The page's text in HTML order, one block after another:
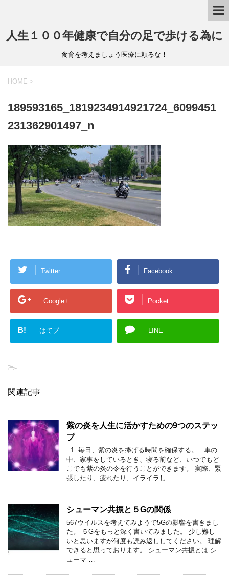
人生１００年健康で自分の足で歩ける為に
食育を考えましょう医療に頼るな！
HOME >
189593165_1819234914921724_6099451
231362901497_n
Twitter Facebook
Google+ Pocket
B! はてブ LINE
-
関連記事
紫の炎を人生に活かすための9つのステッ
プ
1. 毎日、紫の炎を捧げる時間を確保する。 車の
中、家事をしているとき、寝る前など、いつでもど
こでも紫の炎の令を行うことができます。 実際、緊
張したり、疲れたり、イライラし …
シューマン共振と５Gの関係
567ウイルスを考えてみようで5Gの影響を書きまし
た。 ５Gをもっと深く書いてみました。 少し難し
いと思いますが何度も読み返ししてください。 理解
できると思っております。 シューマン共振とは シ
ューマ …